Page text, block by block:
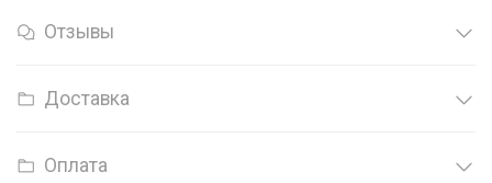
Отзывы
Доставка
Оплата